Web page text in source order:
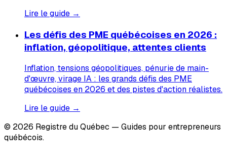
Lire le guide →
Les défis des PME québécoises en 2026 :
inflation, géopolitique, attentes clients
Inflation, tensions géopolitiques, pénurie de main-
d'œuvre, virage IA : les grands défis des PME
québécoises en 2026 et des pistes d'action réalistes.
Lire le guide →
© 2026 Registre du Québec — Guides pour entrepreneurs
québécois.